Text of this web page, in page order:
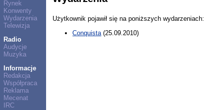
Rynek
Konwenty
Wydarzenia
Telewizja
Radio
Audycje
Muzyka
Informacje
Redakcja
Współpraca
Reklama
Mecenat
IRC
Użytkownik pojawił się na poniższych wydarzeniach:
Conquista (25.09.2010)